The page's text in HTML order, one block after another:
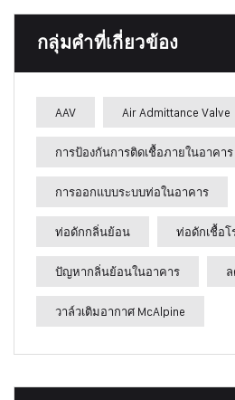
กลุ่มคำที่เกี่ยวข้อง
AAV Air Admittance Valve
การป้องกันการติดเชื้อภายในอาคาร
การออกแบบระบบท่อในอาคาร
ท่อดักกลิ่นย้อน ท่อดักเชื้อโ
ปัญหากลิ่นย้อนในอาคาร
วาล์วเติมอากาศ McAlpine